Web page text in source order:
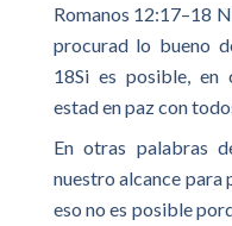
Romanos 12:17–18
procurad lo bueno
18Si es posible, en
estad en paz con
En otras palabras
nuestro alcance para
eso no es posible